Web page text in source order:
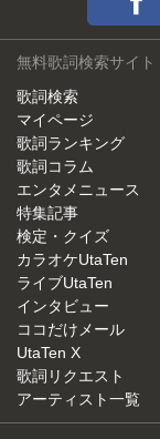
無料歌詞検索サイト
歌詞検索
マイページ
歌詞ランキング
歌詞コラム
エンタメニュース
特集記事
検定・クイズ
カラオケUtaTen
ライブUtaTen
インタビュー
ココだけメール
UtaTen X
歌詞リクエスト
アーティスト一覧